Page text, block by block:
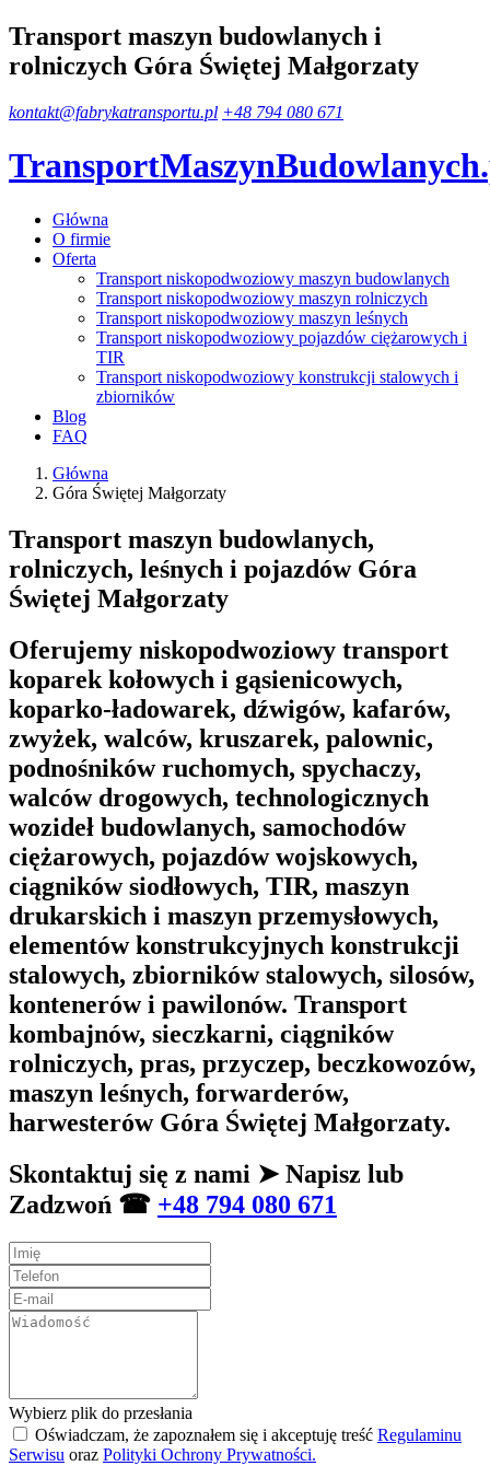
Transport maszyn budowlanych i
rolniczych Góra Świętej Małgorzaty
kontakt@fabrykatransportu.pl +48 794 080 671
TransportMaszynBudowlanych
Główna
O firmie
Oferta
Transport niskopodwoziowy maszyn budowlanych
Transport niskopodwoziowy maszyn rolniczych
Transport niskopodwoziowy maszyn leśnych
Transport niskopodwoziowy pojazdów ciężarowych i
TIR
Transport niskopodwoziowy konstrukcji stalowych i
zbiorników
Blog
FAQ
Główna
Góra Świętej Małgorzaty
Transport maszyn budowlanych,
rolniczych, leśnych i pojazdów Góra
Świętej Małgorzaty
Oferujemy niskopodwoziowy transport
koparek kołowych i gąsienicowych,
koparko-ładowarek, dźwigów, kafarów,
zwyżek, walców, kruszarek, palownic,
podnośników ruchomych, spychaczy,
walców drogowych, technologicznych
wozideł budowlanych, samochodów
ciężarowych, pojazdów wojskowych,
ciągników siodłowych, TIR, maszyn
drukarskich i maszyn przemysłowych,
elementów konstrukcyjnych konstrukcji
stalowych, zbiorników stalowych, silosów,
kontenerów i pawilonów. Transport
kombajnów, sieczkarni, ciągników
rolniczych, pras, przyczep, beczkowozów,
maszyn leśnych, forwarderów,
harwesterów Góra Świętej Małgorzaty.
Skontaktuj się z nami ➤ Napisz lub
Zadzwoń ☎ +48 794 080 671
Wybierz plik do przesłania
Oświadczam, że zapoznałem się i akceptuję treść Regulaminu
Serwisu oraz Polityki Ochrony Prywatności.